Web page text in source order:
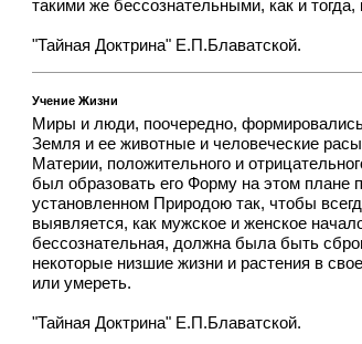
такими же бессознательными, как и
"Тайная Доктрина" Е.П.Блаватской.
Учение Жизни
Миры и люди, поочередно,
Земля и ее животные и человеческие
Материи, положительного и
был образовать его Форму на этом
установленном Природою так, чтобы
выявляется, как мужское и женское
бессознательная, должна была быть
некоторые низшие жизни и растения в
или умереть.
"Тайная Доктрина" Е.П.Блаватской.